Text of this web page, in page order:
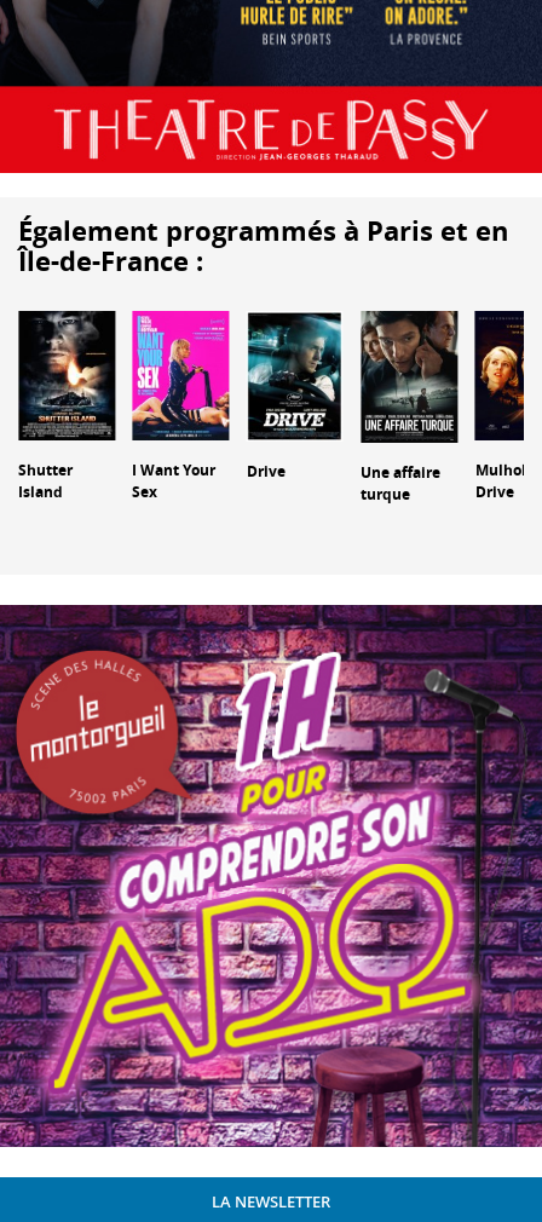
Également programmés à Paris et en
Île-de-France :
Shutter
Island
I Want Your
Sex
Drive
Une affaire
turque
Drive
LA NEWSLETTER